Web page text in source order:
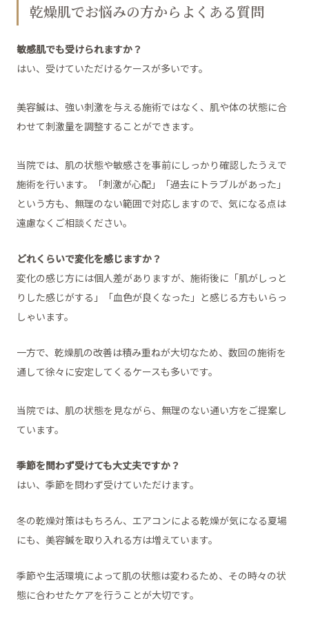
乾燥肌でお悩みの方からよくある質問
敏感肌でも受けられますか？
はい、受けていただけるケースが多いです。
美容鍼は、強い刺激を与える施術ではなく、肌や体の状態に合
わせて刺激量を調整することができます。
当院では、肌の状態や敏感さを事前にしっかり確認したうえで
施術を行います。「刺激が心配」「過去にトラブルがあった」
という方も、無理のない範囲で対応しますので、気になる点は
遠慮なくご相談ください。
どれくらいで変化を感じますか？
変化の感じ方には個人差がありますが、施術後に「肌がしっと
りした感じがする」「血色が良くなった」と感じる方もいらっ
しゃいます。
一方で、乾燥肌の改善は積み重ねが大切なため、数回の施術を
通して徐々に安定してくるケースも多いです。
当院では、肌の状態を見ながら、無理のない通い方をご提案し
ています。
季節を問わず受けても大丈夫ですか？
はい、季節を問わず受けていただけます。
冬の乾燥対策はもちろん、エアコンによる乾燥が気になる夏場
にも、美容鍼を取り入れる方は増えています。
季節や生活環境によって肌の状態は変わるため、その時々の状
態に合わせたケアを行うことが大切です。